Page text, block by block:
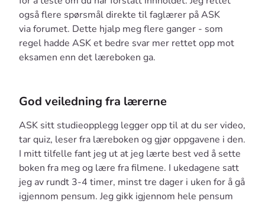
også flere spørsmål direkte til faglærer på ASK
via forumet. Dette hjalp meg flere ganger - som
regel hadde ASK et bedre svar mer rettet opp mot
eksamen enn det læreboken ga.
God veiledning fra lærerne
ASK sitt studieopplegg legger opp til at du ser video,
tar quiz, leser fra læreboken og gjør oppgavene i den.
I mitt tilfelle fant jeg ut at jeg lærte best ved å sette
boken fra meg og lære fra filmene. I ukedagene satt
jeg av rundt 3-4 timer, minst tre dager i uken for å gå
igjennom pensum. Jeg gikk igjennom hele pensum